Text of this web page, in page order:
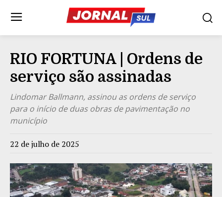
RIO FORTUNA | Ordens de
serviço são assinadas
Lindomar Ballmann, assinou as ordens de serviço
para o início de duas obras de pavimentação no
município
22 de julho de 2025